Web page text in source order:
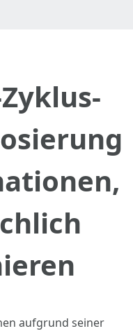
aufgrund seiner